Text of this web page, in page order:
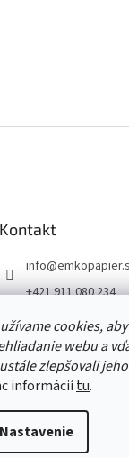
cookies,
webu a
zlepšovali
informáciítu.
Nastavenie
Kontakt
info@
+421 911 080 234
https://
m/emkopapier/
https://
m/
Upraviť